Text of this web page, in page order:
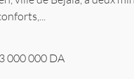
000 000 DA